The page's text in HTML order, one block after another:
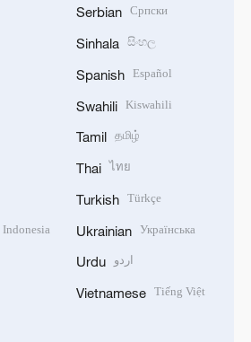
Serbian Српски
Sinhala සිංහල
Spanish Español
Swahili Kiswahili
Tamil தமிழ்
Thai ไทย
Turkish Türkçe
Ukrainian Українська
Urdu اردو
Vietnamese Tiếng Việt